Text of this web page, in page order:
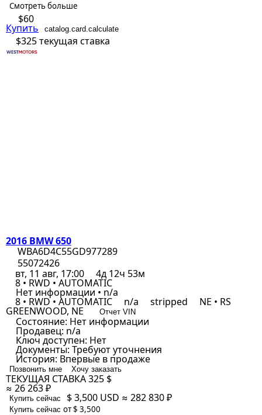
Смотреть больше
$60
Купить catalog.card.calculate
$325текущая ставка
2016 BMW 650
WBA6D4C55GD977289
55072426
вт, 11 авг, 17:00
4д 12ч 53м
8 • RWD • AUTOMATIC
Нет информации • n/a
8 • RWD • AUTOMATIC n/a stripped NE • RS
GREENWOOD, NE Отчет VIN
Состояние: Нет информации
Продавец: n/a
Ключ доступен: Нет
Документы: Требуют уточнения
История: Впервые в продаже
Позвонить мне Хочу заказать
ТЕКУЩАЯ СТАВКА325 $
≈ 26 263 ₽
Купить сейчас $ 3,500 USD ≈ 282 830 ₽
Купить сейчас от $ 3,500